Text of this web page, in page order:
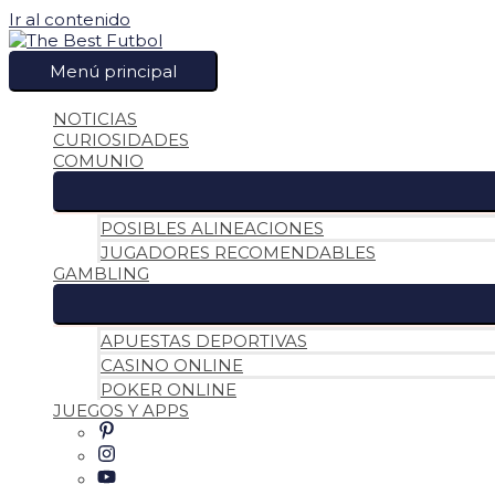
Ir al contenido
Menú principal
NOTICIAS
CURIOSIDADES
COMUNIO
POSIBLES ALINEACIONES
JUGADORES RECOMENDABLES
GAMBLING
APUESTAS DEPORTIVAS
CASINO ONLINE
POKER ONLINE
JUEGOS Y APPS